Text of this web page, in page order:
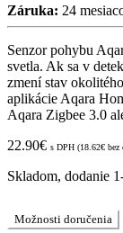
Záruka: 24
Senzor pohybu
svetla. Ak sa v
zmení stav
aplikácie Aqara
Aqara Zigbee 3.0
22.90€ s DPH (18.62€ bez
Skladom, dodanie
Možnosti doručenia